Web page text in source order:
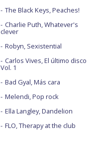
The Black Keys, Peaches!
Charlie Puth, Whatever's
clever
Robyn, Sexistential
Carlos Vives, El último disco
Vol. 1
Bad Gyal, Más cara
Melendi, Pop rock
Ella Langley, Dandelion
FLO, Therapy at the club